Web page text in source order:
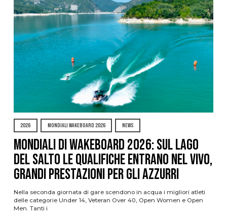
2026 MONDIALI WAKEBOARD 2026 NEWS
Mondiali di Wakeboard 2026: sul Lago
del Salto le qualifiche entrano nel vivo,
grandi prestazioni per gli azzurri
Nella seconda giornata di gare scendono in acqua i migliori atleti
delle categorie Under 14, Veteran Over 40, Open Women e Open
Men. Tanti i